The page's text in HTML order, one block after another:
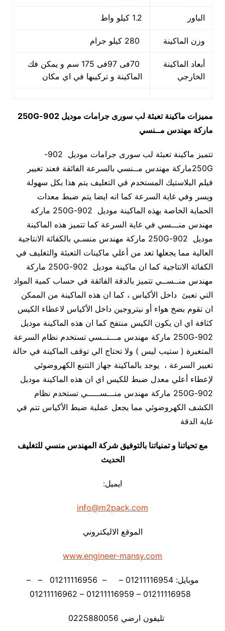
الباور 1.2 كيلو واط
وزن الماكينة
أبعاد الماكينة
الخارجي
70فى 97فى 175 سم و يمكن فك
الماكينة و تركيبها في اي مكان
مميزات ماكينة تعبئة لب سورى جرامات موديل 902-250G
ماركة مهندس مــنسي
تتميز ماكينة تعبئة لب سورى جرامات موديل 902-
250Gماركة مهندس مــنسي بالسرعة الفائقة فعند تغيير
فيلم البلاستيك المستخدم في التغليف يتم هذا بكل سهولة
ويسر وفي غاية السرعة كما انه ايضا يتم ضبط معدات
الحماية الخاصة بهذه الماكينة موديل 902-250G ماركة
مهندس منـــسي في غاية السرعة كما تتميز هذه الماكينة
موديل 902-250G ماركة مهندس منسـي بالكفائة الانتاجية
العالية مما يجعلها تعد من أعلي ماكينات التعبئة والتغليف في
الكفائة الانتاجية كما ان ماكينة موديل 902-250G ماركة
مهندس منــســي تتميز بالدقة الفائقة في حساب كمية المواد
التي تعبئ داخل الأكياس ، كما ان هذه الماكينة من الممكن
ان تقوم بضخ هواء أو نيتروجين داخل الأكياس لاعطاء الكيس
كثافة اي ان يكون الكيس منتفخ كما ان هذه الماكينة موديل
902-250G ماركة مهندس مـــنــسي تستخدم نظام السرعة
المتغيرة ( ستيب ليس ) ولا تحتاج الي توقف الماكينة في حالة
تغيير السرعة ، يوجد بالماكينة جهاز التتبع الكهروضوئي
لإعطاء أعلي معدل ضبط للكيس اي ان هذه الماكينة موديل
902-250G ماركة مهندس منـــســـــي تستخدم نظام
الكشف الكهروضوئي مما يجعل عملية ضبط الأكياس تتم في
غاية الدقة
مع تحياتنا و تمنياتنا بالتوفيق شركة المهندس منسي للتغليف
الحديث
ايميل:
info@m2pack.com
الموقع الاليكتروني
www.engineer-mansy.com
موبايل: 01211116954 – – 01211116956 – –
تليفون ارضي 0225880056